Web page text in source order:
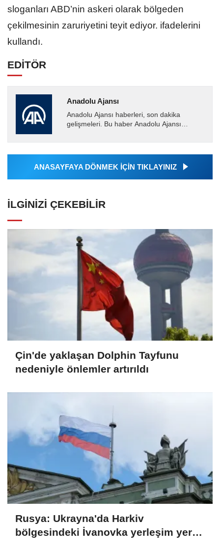
sloganları ABD’nin askeri olarak bölgeden
çekilmesinin zaruriyetini teyit ediyor. ifadelerini
kullandı.
EDİTÖR
Anadolu Ajansı
Anadolu Ajansı haberleri, son dakika
gelişmeleri. Bu haber Anadolu Ajansı
tarafından geçilen tüm...
ANASAYFAYA DÖNMEK İÇİN TIKLAYINIZ
İLGINIZI ÇEKEBILIR
Çin'de yaklaşan Dolphin Tayfunu
nedeniyle önlemler artırıldı
Rusya: Ukrayna'da Harkiv
bölgesindeki İvanovka yerleşim yeri